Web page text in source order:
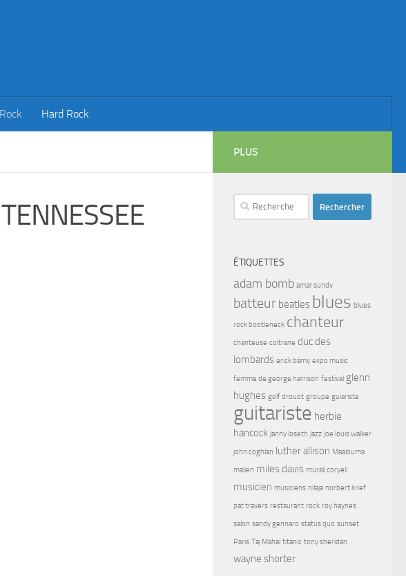
Hard Rock
PLUS
Rechercher :
ÉTIQUETTES
adam bomb amar sundy
batteur beatles blues blues
rock bootleneck chanteur
chanteuse coltrane duc des
lombards erick bamy expo music
femme de george harrison festival glenn
hughes golf drouot groupe guiariste
guitariste herbie
hancock janny loseth jazz joe louis walker
john coghlan luther allison Maalouma
malien miles davis murali coryell
musicien musiciens nilaja norbert krief
pat travers restaurant rock roy haynes
salon sandy gennaro status quo sunset
Paris Taj Mahal titanic tony sheridan
wayne shorter